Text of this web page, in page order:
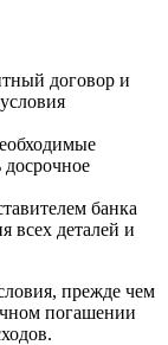
договор и
досрочное
банка
всех деталей и
прежде чем
погашении